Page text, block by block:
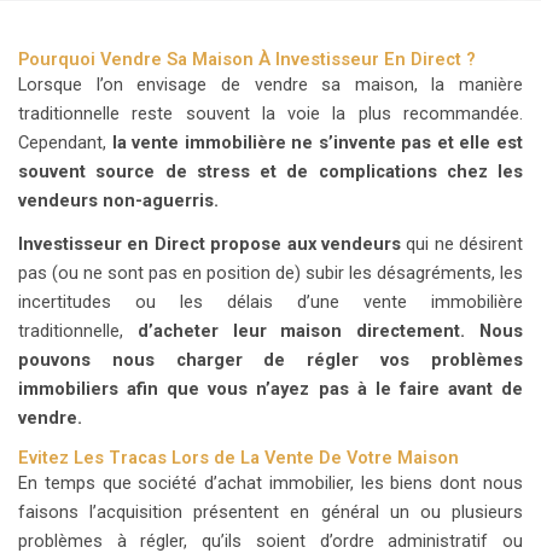
Pourquoi Vendre Sa Maison À Investisseur En Direct ?
Lorsque l’on envisage de vendre sa maison, la manière
traditionnelle reste souvent la voie la plus recommandée.
Cependant, la vente immobilière ne s’invente pas et elle est
souvent source de stress et de complications chez les
vendeurs non-aguerris.
Investisseur en Direct propose aux vendeursqui ne désirent
pas (ou ne sont pas en position de) subir les désagréments, les
incertitudes ou les délais d’une vente immobilière
traditionnelle, d’acheter leur maison directement. Nous
pouvons nous charger de régler vos problèmes
immobiliers afin que vous n’ayez pas à le faire avant de
vendre.
Evitez Les Tracas Lors de La Vente De Votre Maison
En temps que société d’achat immobilier, les biens dont nous
faisons l’acquisition présentent en général un ou plusieurs
problèmes à régler, qu’ils soient d’ordre administratif ou